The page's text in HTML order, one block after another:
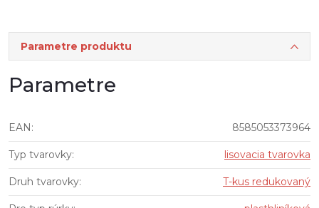
Parametre produktu
Parametre
EAN: 8585053373964
Typ tvarovky: lisovacia tvarovka
Druh tvarovky: T-kus redukovaný